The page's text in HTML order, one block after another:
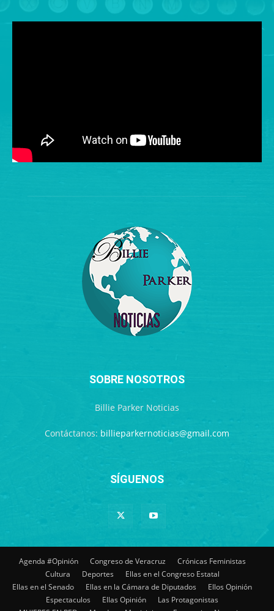
SOBRE NOSOTROS
Billie Parker Noticias
Contáctanos: billieparkernoticias@gmail.com
SÍGUENOS
Agenda #Opinión Congreso de Veracruz
Crónicas Feministas
Cultura
Deportes
Ellas en el Congreso Estatal
Ellas en el Senado
Ellas en la Cámara de Diputados
Ellos Opinión
Espectaculos
Ellas Opinión
Las Protagonistas